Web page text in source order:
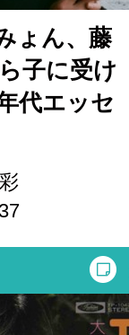
ょん、藤
子に受け
代エッセ
彩